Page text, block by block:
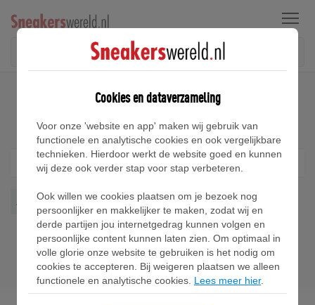
Menu
Nike Air Max Tailwind 4 Sneakers
Air Max Tailwind 4 Wis alles
Cookies en dataverzameling
Voor onze 'website en app' maken wij gebruik van
functionele en analytische cookies en ook vergelijkbare
technieken. Hierdoor werkt de website goed en kunnen
wij deze ook verder stap voor stap verbeteren.
Ook willen we cookies plaatsen om je bezoek nog
persoonlijker en makkelijker te maken, zodat wij en
derde partijen jou internetgedrag kunnen volgen en
persoonlijke content kunnen laten zien. Om optimaal in
volle glorie onze website te gebruiken is het nodig om
cookies te accepteren. Bij weigeren plaatsen we alleen
functionele en analytische cookies. Lees meer hier.